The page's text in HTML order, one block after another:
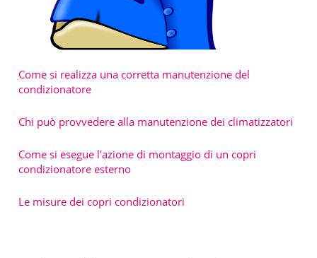
Come si realizza una corretta manutenzione del
condizionatore
Chi può provvedere alla manutenzione dei climatizzatori
Come si esegue l'azione di montaggio di un copri
condizionatore esterno
Le misure dei copri condizionatori